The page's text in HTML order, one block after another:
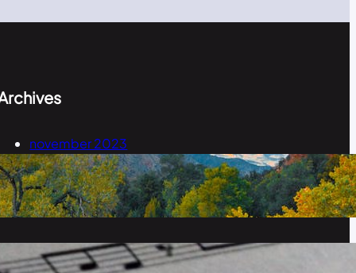
november 2023
september 2023